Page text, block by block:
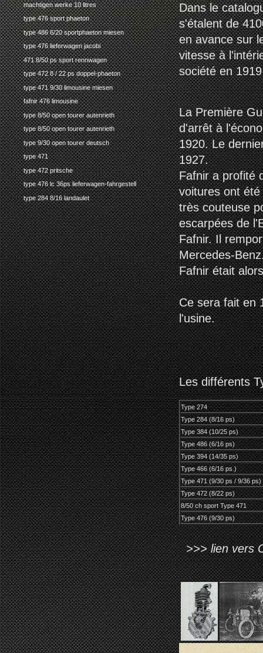
machtigen werke 10 litres
type 476 sport phaeton
type 486 6/20 sportphaeton miesen
type 476 lieferwagen jacobi
471 8/50 ps sport rennwagen
type 472 8 / 22 ps doppel-phaeton
type 471 9/30 limousine miesen
fafnir 476 limousine
type 8/50 open tourer autenrieth
type 8/50 open tourer autenrieth
type 9/30 open tourer deutsch
type 471
type 472 pritsche
type 476 lc 36ps lieferwagen-fahrgestell
type 284 8/16 landaulet
Dans le
s'étalent de
en avance sur
vitesse à
société en
La Première
d'arrêt à
1920. Le
1927.
Fafnir a profité
voitures ont
très couteuse
escarpées de
Fafnir. Il
Mercedes-
Fafnir était
Ce sera fait en
l'usine.
Les différents
Type 274
Type 284 (8/16 ps)
Type 384 (10/25 ps)
Type 486 (6/16 ps)
Type 394 (14/35 ps)
Type 466 (6/16 ps.)
Type 471 (9/30 ps / 9/36 ps)
Type 472 (8/22 ps)
8/50 ch sport Type 471
Type 476 (9/30 ps)
>>> lien vers